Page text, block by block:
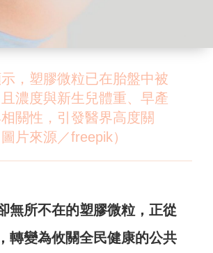
，塑膠微粒已在胎盤中被
濃度與新生兒體重、早產
關性，引發醫界高度關
片來源／freepik）
無所不在的塑膠微粒，正從
轉變為攸關全民健康的公共